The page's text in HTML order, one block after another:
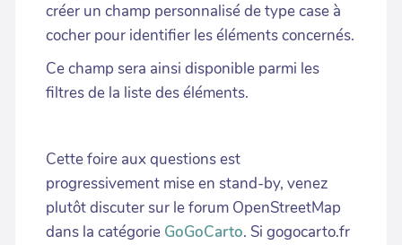
créer un champ personnalisé de type case à
cocher pour identifier les éléments concernés.
Ce champ sera ainsi disponible parmi les
filtres de la liste des éléments.
Cette foire aux questions est
progressivement mise en stand-by, venez
plutôt discuter sur le forum OpenStreetMap
dans la catégorie GoGoCarto. Si gogocarto.fr